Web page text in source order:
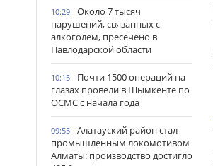
10:29
Около 7 тысяч
нарушений, связанных с
алкоголем, пресечено в
Павлодарской области
10:15
Почти 1500 операций на
глазах провели в Шымкенте по
ОСМС с начала года
09:55
Алатауский район стал
промышленным локомотивом
Алматы: производство достигло